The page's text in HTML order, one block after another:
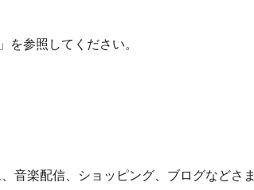
」を参照してください。
音楽配信、ショッピング、ブログなどさま